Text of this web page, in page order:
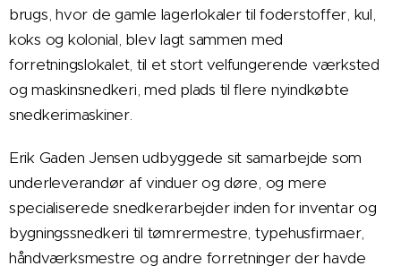
brugs, hvor de gamle lagerlokaler til foderstoffer, kul,
koks og kolonial, blev lagt sammen med
forretningslokalet, til et stort velfungerende værksted
og maskinsnedkeri, med plads til flere nyindkøbte
snedkerimaskiner.
Erik Gaden Jensen udbyggede sit samarbejde som
underleverandør af vinduer og døre, og mere
specialiserede snedkerarbejder inden for inventar og
bygningssnedkeri til tømrermestre, typehusfirmaer,
håndværksmestre og andre forretninger der havde